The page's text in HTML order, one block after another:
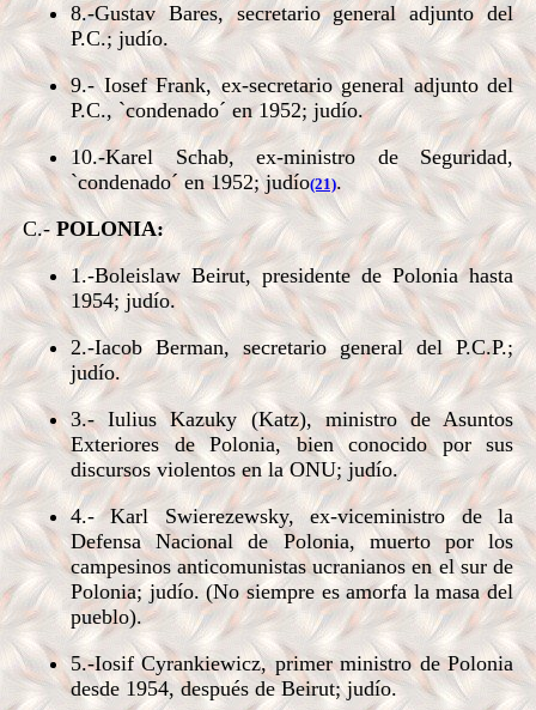
8.-Gustav Bares, secretario general adjunto del
P.C.; judío.
9.- Iosef Frank, ex-secretario general adjunto del
P.C., `condenado´ en 1952; judío.
10.-Karel Schab, ex-ministro de Seguridad,
`condenado´ en 1952; judío(21).
C.-POLONIA:
1.-Boleislaw Beirut, presidente de Polonia hasta
1954; judío.
2.-Iacob Berman, secretario general del P.C.P.;
judío.
3.- Iulius Kazuky (Katz), ministro de Asuntos
Exteriores de Polonia, bien conocido por sus
discursos violentos en la ONU; judío.
4.- Karl Swierezewsky, ex-viceministro de la
Defensa Nacional de Polonia, muerto por los
campesinos anticomunistas ucranianos en el sur de
Polonia; judío. (No siempre es amorfa la masa del
pueblo).
5.-Iosif Cyrankiewicz, primer ministro de Polonia
desde 1954, después de Beirut; judío.